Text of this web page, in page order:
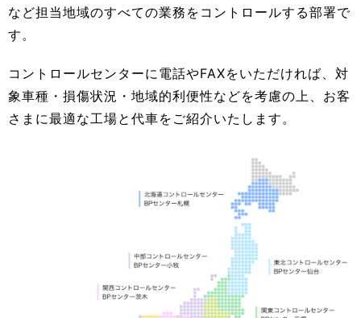
など担当地域のすべての業務をコントロールする部署で
す。
コントロールセンターに電話やFAXをいただければ、対
象車種・損傷状況・地域的利便性などを考慮の上、お客
さまに最適な工場と代車をご紹介いたします。